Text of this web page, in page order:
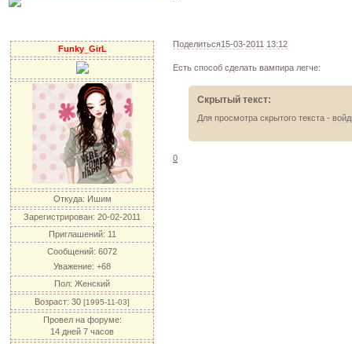
Поделиться15-03-2011 13:12
Funky_GirL
Откуда: Ишим
Зарегистрирован: 20-02-2011
Приглашений: 11
Сообщений: 6072
Уважение: +68
Пол: Женский
Возраст: 30 [1995-11-03]
Провел на форуме:
14 дней 7 часов
Есть способ сделать вампира легче:
Скрытый текст:
Для просмотра скрытого текста -
0